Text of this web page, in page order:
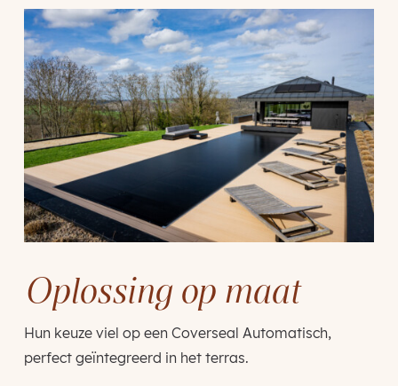
Oplossing op maat
Hun keuze viel op een Coverseal Automatisch,
perfect geïntegreerd in het terras.